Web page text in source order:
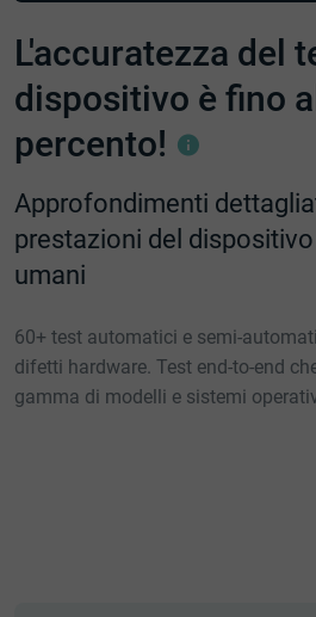
L'accuratezza del
dispositivo è fino
percento!
Approfondimenti
prestazioni del
umani
60+ test automatici e semi-
difetti hardware. Test end-to-end
gamma di modelli e sistemi